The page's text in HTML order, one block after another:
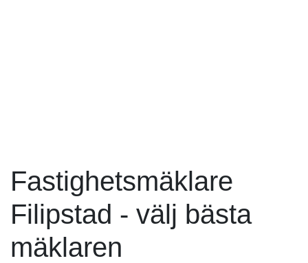
Fastighetsmäklare
Filipstad - välj bästa
mäklaren